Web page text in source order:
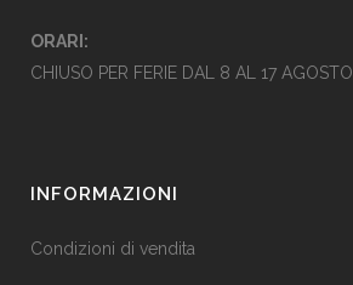
ORARI:
CHIUSO PER FERIE DAL 8 AL 17 AGOSTO
INFORMAZIONI
Condizioni di vendita